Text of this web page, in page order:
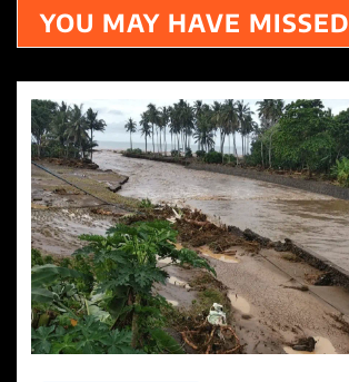
YOU MAY HAVE MISSED